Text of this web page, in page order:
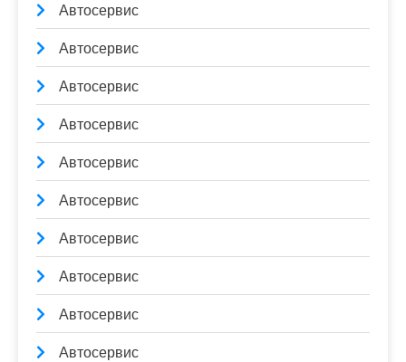
Автосервис
Автосервис
Автосервис
Автосервис
Автосервис
Автосервис
Автосервис
Автосервис
Автосервис
Автосервис